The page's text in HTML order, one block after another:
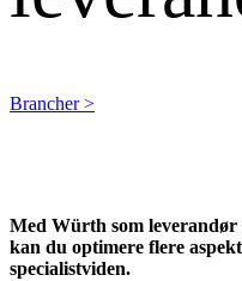
Brancher >
Med Würth som leverandør
kan du optimere flere
specialistviden.